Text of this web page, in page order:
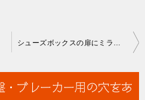
シューズボックスの扉にミラーを貼る方法
・ブレーカー用の穴をあ